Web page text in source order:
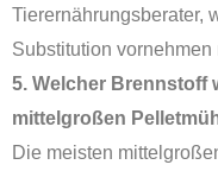
Tierernährungsberater,
Substitution vornehmen
5. Welcher Brennstoff
mittelgroßen
Die meisten